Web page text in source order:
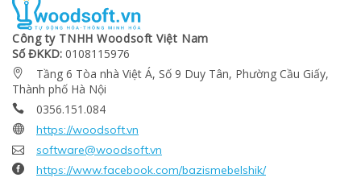
Công ty TNHH Woodsoft Việt Nam
Số ĐKKD: 0108115976

Tầng 6 Tòa nhà Việt Á, Số 9 Duy Tân, Phường Cầu Giấy,
Thành phố Hà Nội
 0356.151.084
 https://woodsoft.vn
 software@woodsoft.vn
 https://www.facebook.com/bazismebelshik/